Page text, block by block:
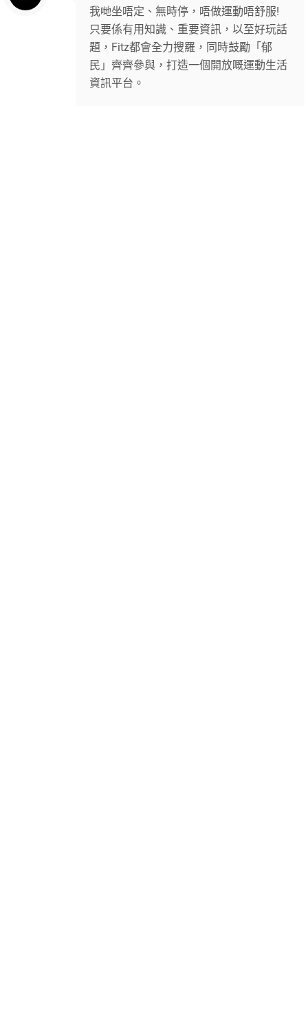
我哋坐唔定、無時停，唔做運動唔舒服!
只要係有用知識、重要資訊，以至好玩話
題，Fitz都會全力搜羅，同時鼓勵「郁
民」齊齊參與，打造一個開放嘅運動生活
資訊平台。